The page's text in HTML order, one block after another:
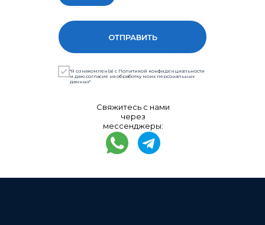
Свяжитесь с нами
через
мессенджеры:
ОТПРАВИТЬ
"Я ознакомлен(а) с Политикой конфиденциальности
и даю согласие на обработку моих персональных
данных"